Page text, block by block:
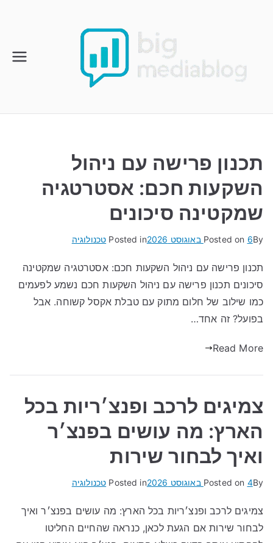
תכנון פרישה עם ניהול
השקעות חכם: אסטרטגיה
שמקטינה סיכונים
By
Posted on 6 באוגוסט 2026 Posted in טכנולוגיה
תכנון פרישה עם ניהול השקעות חכם: אסטרטגיה שמקטינה
סיכונים תכנון פרישה עם ניהול השקעות חכם נשמע לפעמים
כמו שילוב של חלום מתוק עם טבלת אקסל קשוחה. אבל
בפועל? זה אחד…
Read More
צמיגים לרכב ופנצ׳ריות בכל
הארץ: מה עושים בפנצ׳ר
ואיך לבחור שירות
By
Posted on 4 באוגוסט 2026 Posted in טכנולוגיה
צמיגים לרכב ופנצ׳ריות בכל הארץ: מה עושים בפנצ׳ר ואיך
לבחור שירות אם הגעת לכאן, כנראה שהחיים החליטו